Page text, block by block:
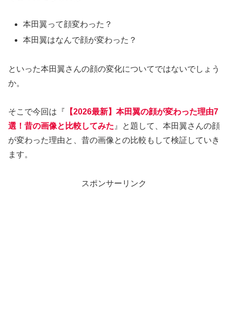
本田翼って顔変わった？
本田翼はなんで顔が変わった？
といった本田翼さんの顔の変化についてではないでしょう
か。
そこで今回は『 【2026最新】本田翼の顔が変わった理由7
選！昔の画像と比較してみた 』と題して、本田翼さんの顔
が変わった理由と、昔の画像との比較もして検証していき
ます。
スポンサーリンク